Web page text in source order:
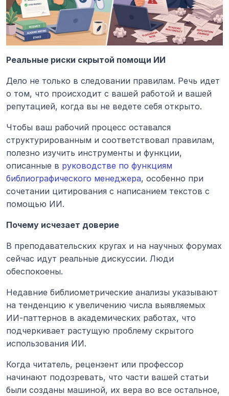
Реальные риски скрытой помощи ИИ
Дело не только в следовании правилам. Речь идет
о том, что происходит с вашей работой и вашей
репутацией, когда вы не ведете себя открыто.
Чтобы ваш рабочий процесс оставался
структурированным и соответствовал правилам,
полезно изучить инструменты и функции,
описанные в руководстве по функциям
библиографического менеджера, особенно при
сочетании цитирования с написанием текстов с
помощью ИИ.
Почему исчезает доверие
В преподавательских кругах и на научных форумах
сейчас идут реальные дискуссии. Люди
обеспокоены.
Недавние библиометрические анализы указывают
на тенденцию к увеличению числа выявляемых
ИИ-паттернов в академических работах, что
подчеркивает растущую проблему скрытого
использования ИИ.
Когда читатель, рецензент или профессор
начинают подозревать, что части вашей статьи
были созданы машиной, их вера во все остальное,